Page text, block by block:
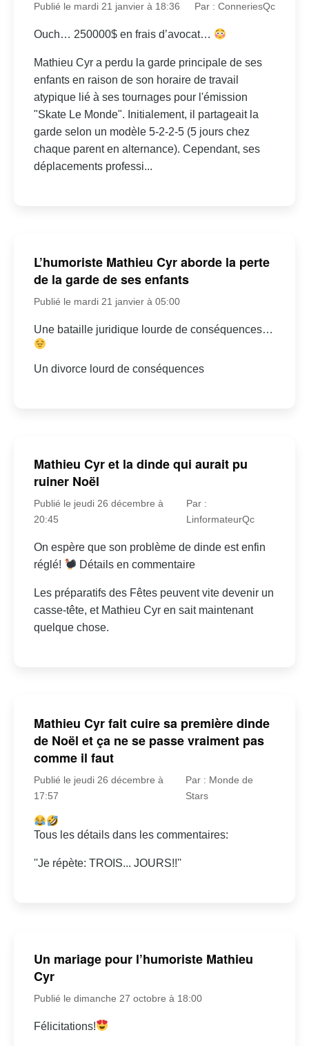
Publié le mardi 21 janvier à 18:36 Par : ConneriesQc
Ouch… 250000$ en frais d’avocat…
Mathieu Cyr a perdu la garde principale de ses
enfants en raison de son horaire de travail
atypique lié à ses tournages pour l'émission
"Skate Le Monde". Initialement, il partageait la
garde selon un modèle 5-2-2-5 (5 jours chez
chaque parent en alternance). Cependant, ses
déplacements professi...
L’humoriste Mathieu Cyr aborde la perte
de la garde de ses enfants
Publié le mardi 21 janvier à 05:00
Une bataille juridique lourde de conséquences…
Un divorce lourd de conséquences
Mathieu Cyr et la dinde qui aurait pu
ruiner Noël
Publié le jeudi 26 décembre à
20:45
Par :
LinformateurQc
On espère que son problème de dinde est enfin
réglé!
Détails en commentaire
Les préparatifs des Fêtes peuvent vite devenir un
casse-tête, et Mathieu Cyr en sait maintenant
quelque chose.
Mathieu Cyr fait cuire sa première dinde
de Noël et ça ne se passe vraiment pas
comme il faut
Publié le jeudi 26 décembre à
17:57
Par : Monde de
Stars
Tous les détails dans les commentaires:
''Je répète: TROIS... JOURS!!''
Un mariage pour l’humoriste Mathieu
Cyr
Publié le dimanche 27 octobre à 18:00
Félicitations!